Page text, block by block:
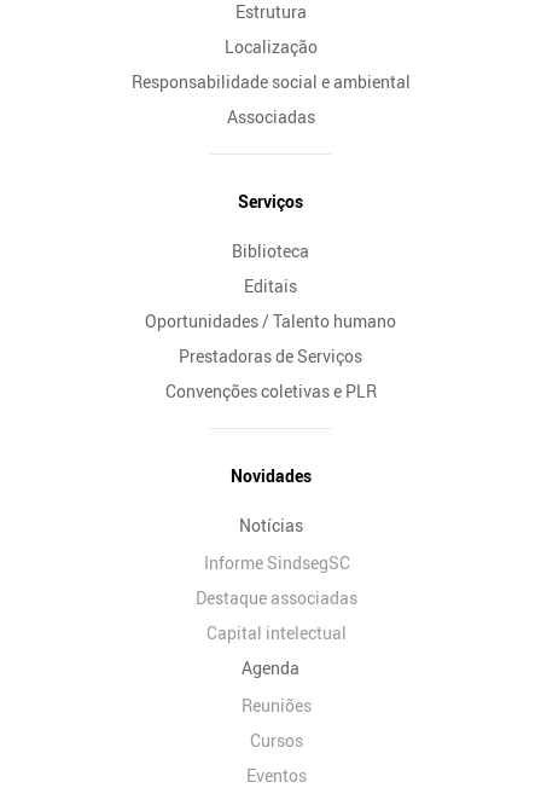
Estrutura
Localização
Responsabilidade social e ambiental
Associadas
Serviços
Biblioteca
Editais
Oportunidades / Talento humano
Prestadoras de Serviços
Convenções coletivas e PLR
Novidades
Notícias
Informe SindsegSC
Destaque associadas
Capital intelectual
Agenda
Reuniões
Cursos
Eventos